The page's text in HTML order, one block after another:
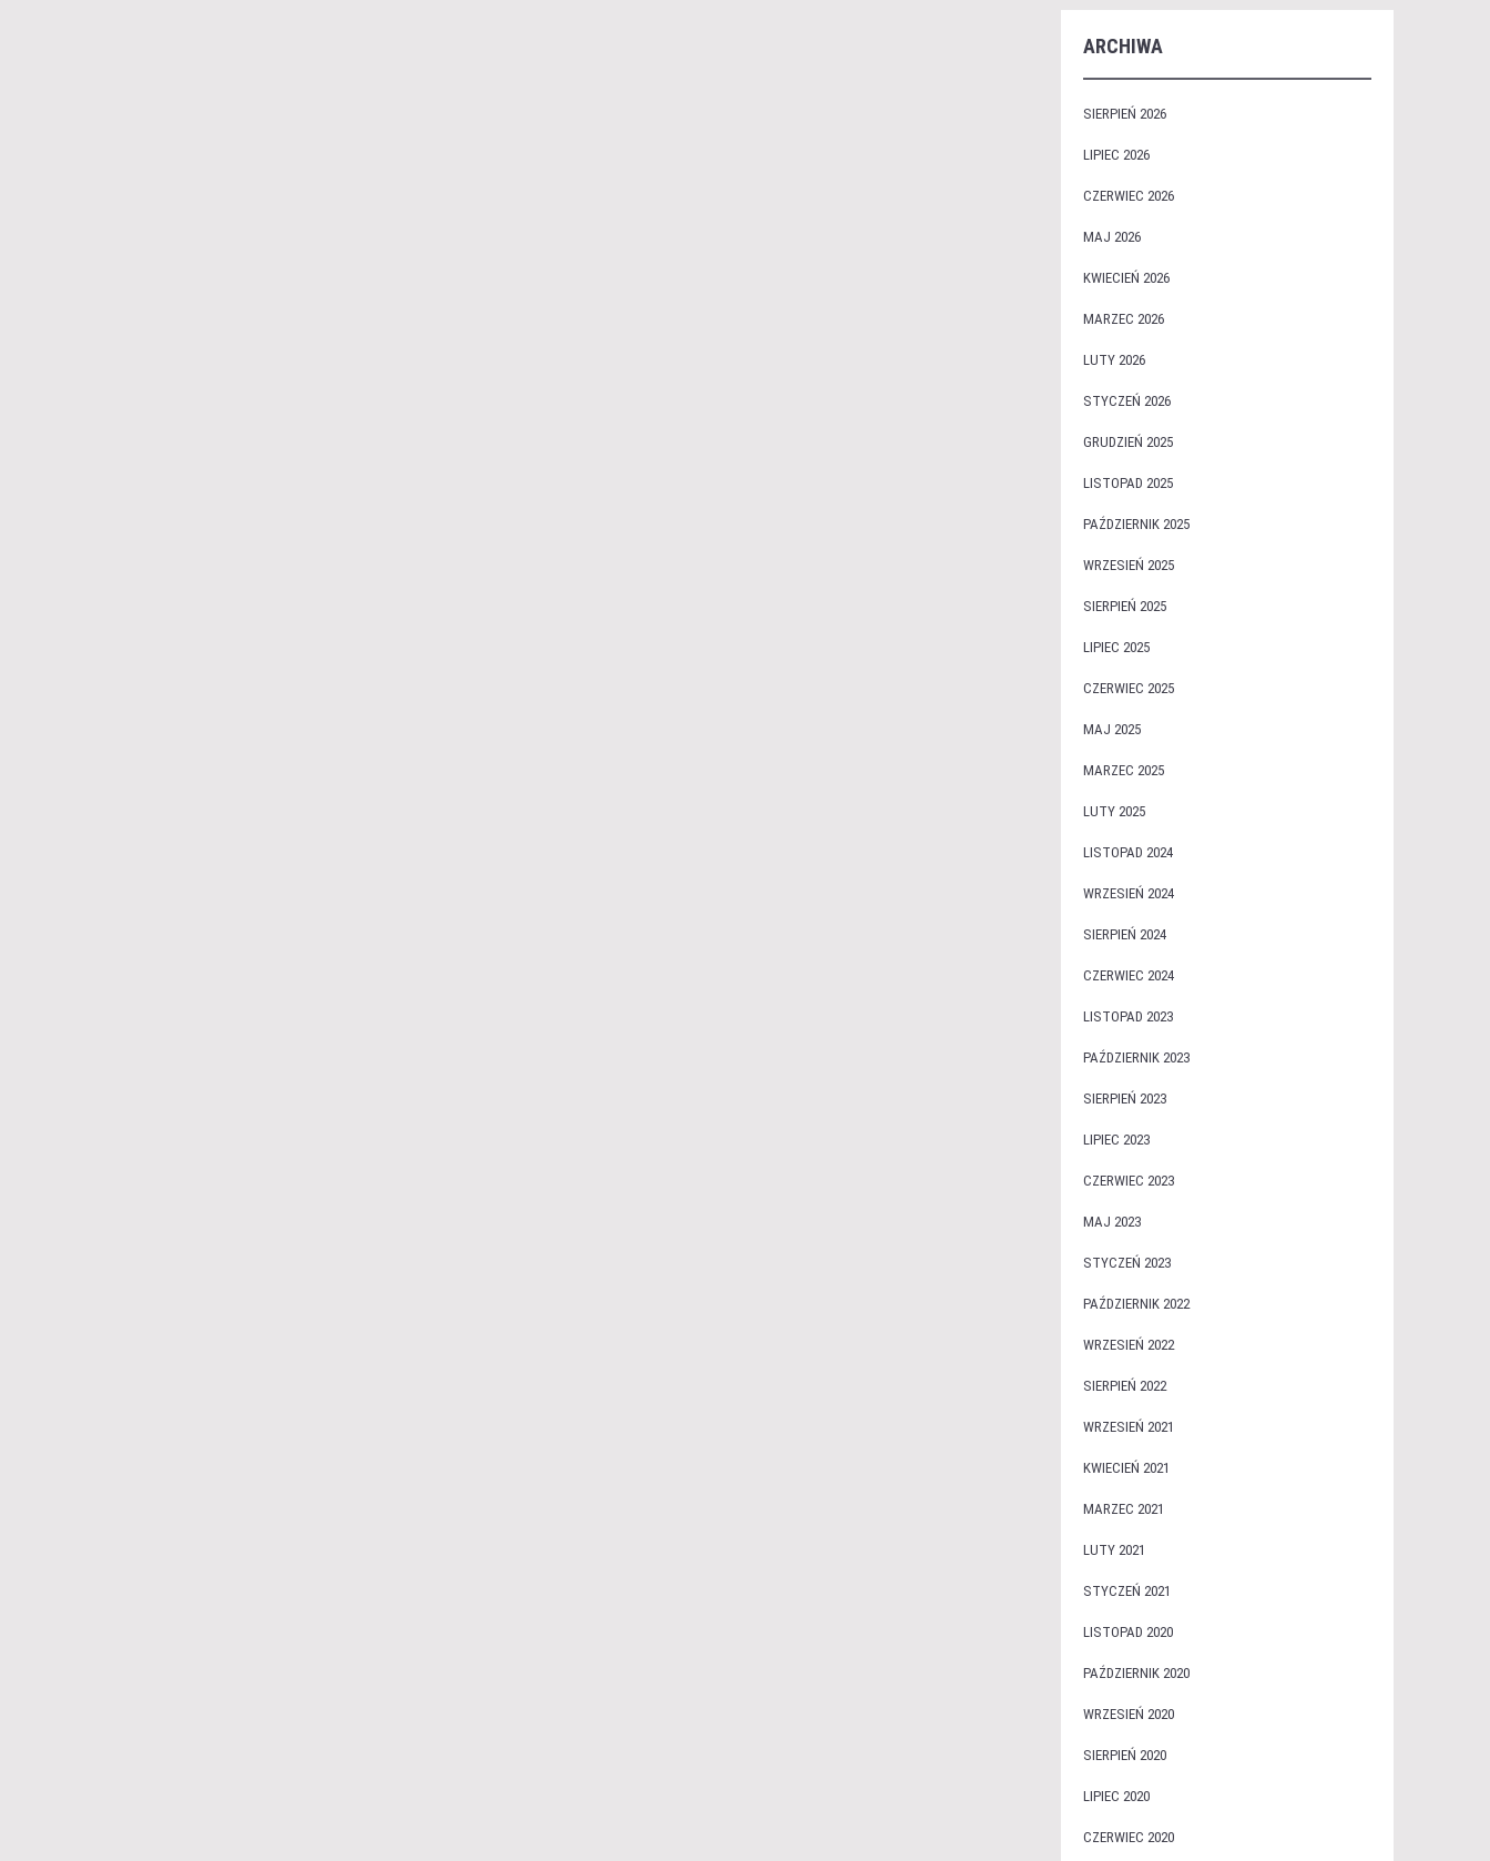
ARCHIWA
SIERPIEŃ 2026
LIPIEC 2026
CZERWIEC 2026
MAJ 2026
KWIECIEŃ 2026
MARZEC 2026
LUTY 2026
STYCZEŃ 2026
GRUDZIEŃ 2025
LISTOPAD 2025
PAŹDZIERNIK 2025
WRZESIEŃ 2025
SIERPIEŃ 2025
LIPIEC 2025
CZERWIEC 2025
MAJ 2025
MARZEC 2025
LUTY 2025
LISTOPAD 2024
WRZESIEŃ 2024
SIERPIEŃ 2024
CZERWIEC 2024
LISTOPAD 2023
PAŹDZIERNIK 2023
SIERPIEŃ 2023
LIPIEC 2023
CZERWIEC 2023
MAJ 2023
STYCZEŃ 2023
PAŹDZIERNIK 2022
WRZESIEŃ 2022
SIERPIEŃ 2022
WRZESIEŃ 2021
KWIECIEŃ 2021
MARZEC 2021
LUTY 2021
STYCZEŃ 2021
LISTOPAD 2020
PAŹDZIERNIK 2020
WRZESIEŃ 2020
SIERPIEŃ 2020
LIPIEC 2020
CZERWIEC 2020